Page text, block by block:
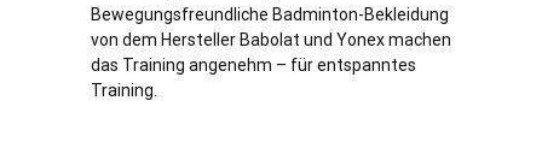
Bewegungsfreundliche Badminton-Bekleidung
von dem Hersteller Babolat und Yonex machen
das Training angenehm – für entspanntes
Training.